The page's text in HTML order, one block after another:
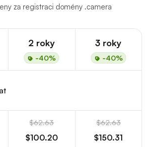
za registraci domény .camera
2 roky
-40%
3 roky
-40%
$62.63
$100.20
$62.63
$150.31